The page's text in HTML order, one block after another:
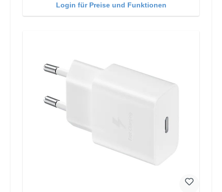
Login für Preise und Funktionen